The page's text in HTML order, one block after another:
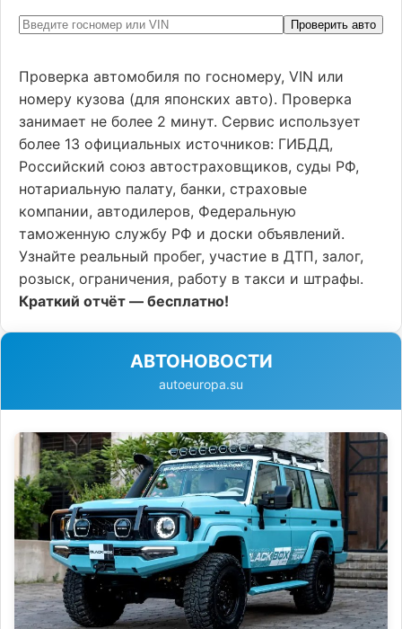
Проверить авто
Проверка автомобиля по госномеру, VIN или
номеру кузова (для японских авто). Проверка
занимает не более 2 минут. Сервис использует
более 13 официальных источников: ГИБДД,
Российский союз автостраховщиков, суды РФ,
нотариальную палату, банки, страховые
компании, автодилеров, Федеральную
таможенную службу РФ и доски объявлений.
Узнайте реальный пробег, участие в ДТП, залог,
розыск, ограничения, работу в такси и штрафы.
Краткий отчёт — бесплатно!
АВТОНОВОСТИ
autoeuropa.su